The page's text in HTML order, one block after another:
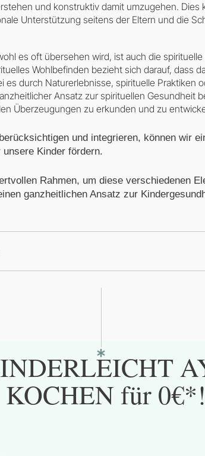
und konstruktiv damit umzugehen. Dies
Unterstützung seitens der Eltern und die
es oft übersehen wird, ist auch die
Wohlbefinden bezieht sich darauf, dass
es durch Naturerlebnisse, spirituelle Praktiken
Ansatz zur spirituellen Gesundheit
Überzeugungen zu erkunden und zu
und integrieren, können wir
Kinder fördern.
Rahmen, um diese verschiedenen
ganzheitlichen Ansatz zur
KOCHEN für 0€*!